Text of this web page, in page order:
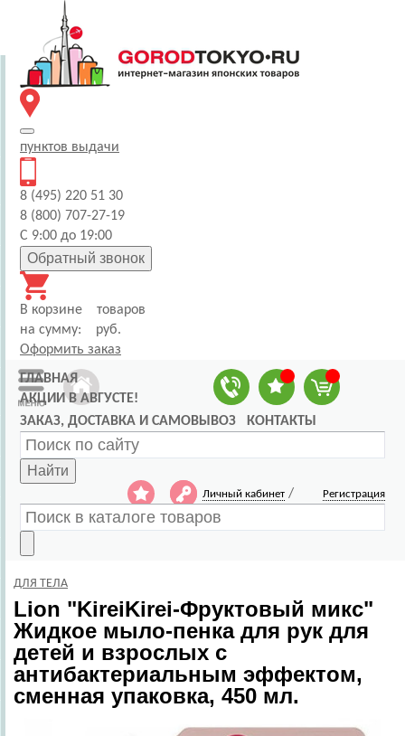
пунктов выдачи
8 (495) 220 51 30
8 (800) 707-27-19
С 9:00 до 19:00
Обратный звонок
В корзине
товаров
на сумму:
руб.
Оформить заказ
ГЛАВНАЯ
АКЦИИ В АВГУСТЕ!
ЗАКАЗ, ДОСТАВКА И САМОВЫВОЗ
КОНТАКТЫ
Найти
Личный кабинет / Регистрация
ДЛЯ ТЕЛА
Lion "KireiKirei-Фруктовый микс"
Жидкое мыло-пенка для рук для
детей и взрослых с
антибактериальным эффектом,
сменная упаковка, 450 мл.